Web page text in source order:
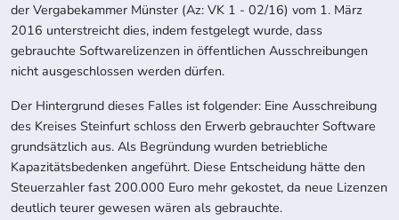
der Vergabekammer Münster (Az: VK 1 - 02/16) vom 1. März
2016 unterstreicht dies, indem festgelegt wurde, dass
gebrauchte Softwarelizenzen in öffentlichen Ausschreibungen
nicht ausgeschlossen werden dürfen.
Der Hintergrund dieses Falles ist folgender: Eine Ausschreibung
des Kreises Steinfurt schloss den Erwerb gebrauchter Software
grundsätzlich aus. Als Begründung wurden betriebliche
Kapazitätsbedenken angeführt. Diese Entscheidung hätte den
Steuerzahler fast 200.000 Euro mehr gekostet, da neue Lizenzen
deutlich teurer gewesen wären als gebrauchte.